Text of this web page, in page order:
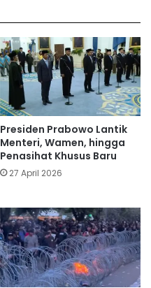
Presiden Prabowo Lantik
Menteri, Wamen, hingga
Penasihat Khusus Baru
27 April 2026